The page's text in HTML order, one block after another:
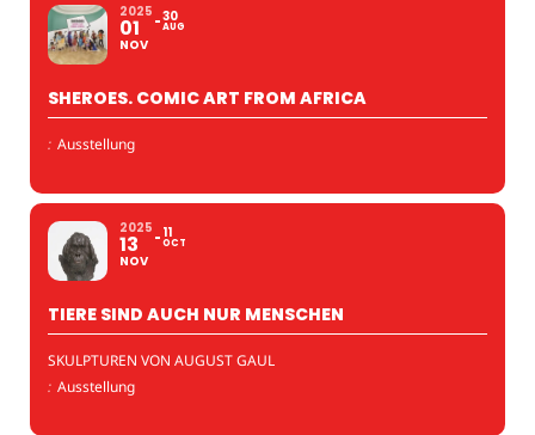
2025
01
NOV
30
AUG
SHEROES. COMIC ART FROM AFRICA
: Ausstellung
2025
13
NOV
11
OCT
TIERE SIND AUCH NUR MENSCHEN
SKULPTUREN VON AUGUST GAUL
: Ausstellung